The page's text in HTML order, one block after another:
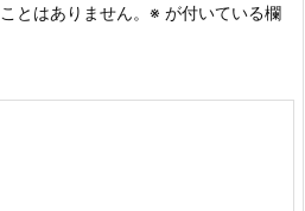
とはありません。 ※ が付いている欄